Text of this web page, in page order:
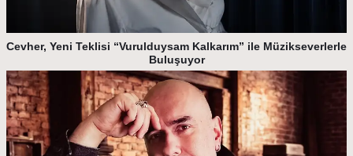
Cevher, Yeni Teklisi “Vurulduysam Kalkarım” ile Müzikseverlerle
Buluşuyor